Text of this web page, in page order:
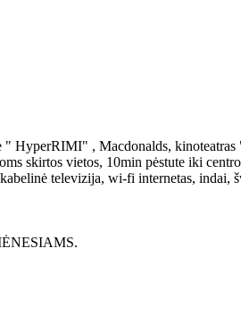
" HyperRIMI" , Macdonalds,
skirtos vietos, 10min pėstute iki
televizija, wi-fi internetas,